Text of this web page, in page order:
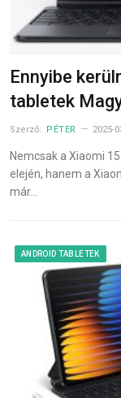
Ennyibe
tabletek
Szerző: PÉTER 2025-
Nemcsak a Xiaomi
elején, hanem a
már…
ANDROID TABLETEK